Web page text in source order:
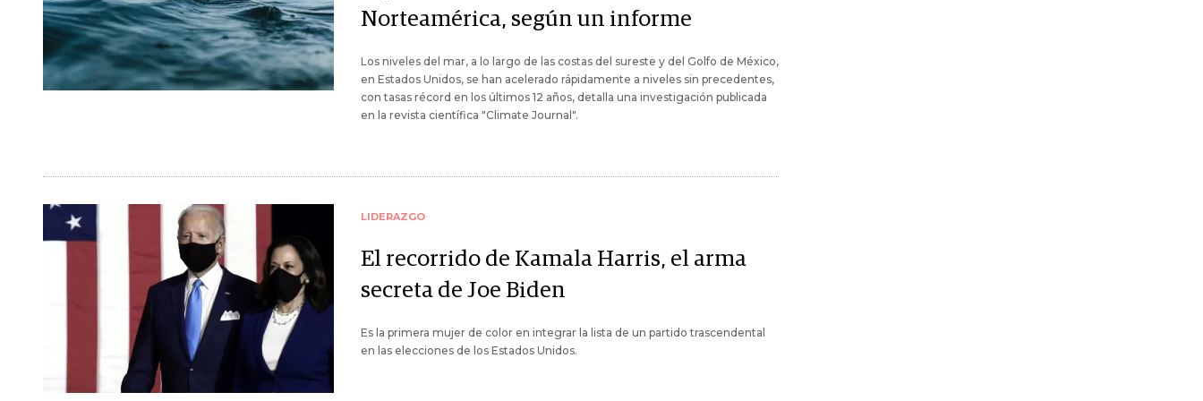
Norteamérica, según un informe
Los niveles del mar, a lo largo de las costas del sureste y del Golfo de México,
en Estados Unidos, se han acelerado rápidamente a niveles sin precedentes,
con tasas récord en los últimos 12 años, detalla una investigación publicada
en la revista científica "Climate Journal".
LIDERAZGO
El recorrido de Kamala Harris, el arma
secreta de Joe Biden
Es la primera mujer de color en integrar la lista de un partido trascendental
en las elecciones de los Estados Unidos.